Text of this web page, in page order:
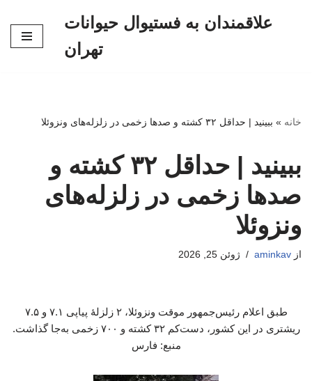
علاقمندان به فستیوال حیوانات
تهران
خانه » ببینید | حداقل ۳۲ کشته و صدها زخمی در زلزله‌های ونزوئلا
ببینید | حداقل ۳۲ کشته و
صدها زخمی در زلزله‌های
ونزوئلا
از aminkav ژوئن 25, 2026
طبق اعلام رئیس‌جمهور موقت ونزوئلا، ۲ زلزلهٔ پیاپی ۷.۱ و ۷.۵
ریشتری در این کشور، دست‌کم ۳۲ کشته و ۷۰۰ زخمی به‌جا گذاشت.
منبع: فارس